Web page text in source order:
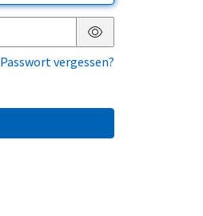
Passwort anzeigen
Passwort vergessen?